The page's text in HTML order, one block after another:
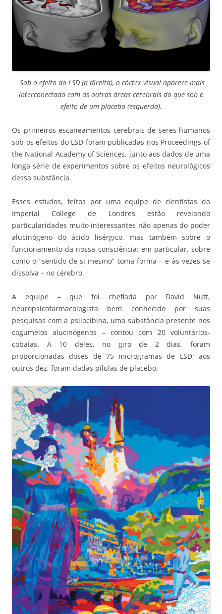
Sob o efeito do LSD (a direita), o córtex visual aparece mais
interconectado com as outras áreas cerebrais do que sob o
efeito de um placebo (esquerda).
Os primeiros escaneamentos cerebrais de seres humanos
sob os efeitos do LSD foram publicadas nos Proceedings of
the National Academy of Sciences, junto aos dados de uma
longa série de experimentos sobre os efeitos neurológicos
dessa substância.
Esses estudos, feitos por uma equipe de cientistas do
Imperial College de Londres estão revelando
particularidades muito interessantes não apenas do poder
alucinógeno do ácido lisérgico, mas também sobre o
funcionamento da nossa consciência: em particular, sobre
como o “sentido de si mesmo” toma forma – e às vezes se
dissolva – no cérebro.
A equipe – que foi chefiada por David Nutt,
neuropsicofarmacologista bem conhecido por suas
pesquisas com a psilocibina, uma substância presente nos
cogumelos alucinógenos – contou com 20 voluntários-
cobaias. A 10 deles, no giro de 2 dias, foram
proporcionadas doses de 75 microgramas de LSD; aos
outros dez, foram dadas pílulas de placebo.